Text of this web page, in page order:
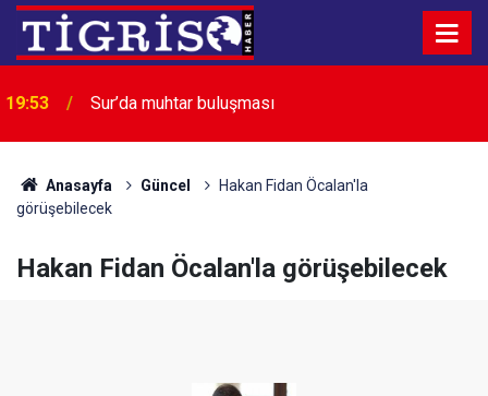
19:50
Hekimoğlu’na ziyaret
Anasayfa Güncel
Hakan Fidan Öcalan'la
görüşebilecek
Hakan Fidan Öcalan'la görüşebilecek